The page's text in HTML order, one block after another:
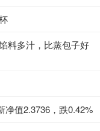
料多汁，比蒸包子好
净值2.3736，跌0.42%